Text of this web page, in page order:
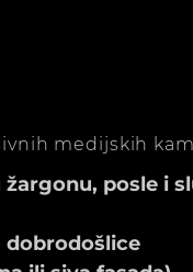
medijskih
posle i
dobrodošlice